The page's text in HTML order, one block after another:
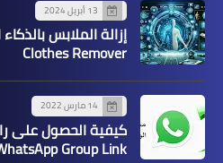
13 أبريل 2024
Clothes Remover
14 مارس 2022
كيفية الحصول على
Group Link